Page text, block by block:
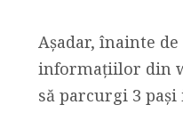
Așadar, înainte
informațiilor din
să parcurgi 3